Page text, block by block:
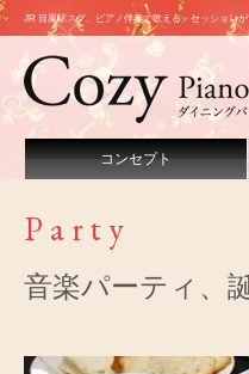
JR 目黒駅スグ、ピアノ伴奏で歌える、セッション
コンセプト
P a r t y
音楽パーティ、